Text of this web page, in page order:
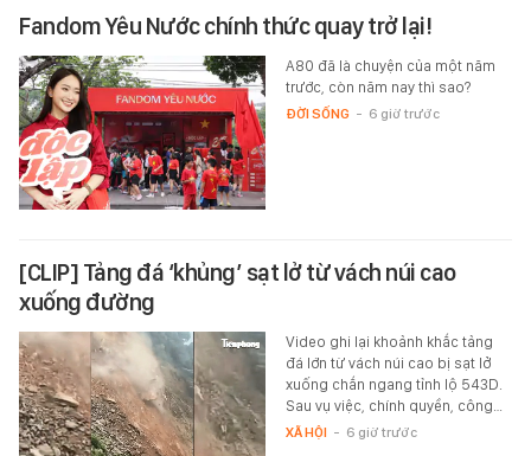
Fandom Yêu Nước chính thức quay trở lại!
A80 đã là chuyện của một năm
trước, còn năm nay thì sao?
ĐỜI SỐNG - 6 giờ trước
[CLIP] Tảng đá ‘khủng’ sạt lở từ vách núi cao
xuống đường
Video ghi lại khoảnh khắc tảng
đá lớn từ vách núi cao bị sạt lở
xuống chắn ngang tỉnh lộ 543D.
Sau vụ việc, chính quyền, công…
XÃ HỘI - 6 giờ trước